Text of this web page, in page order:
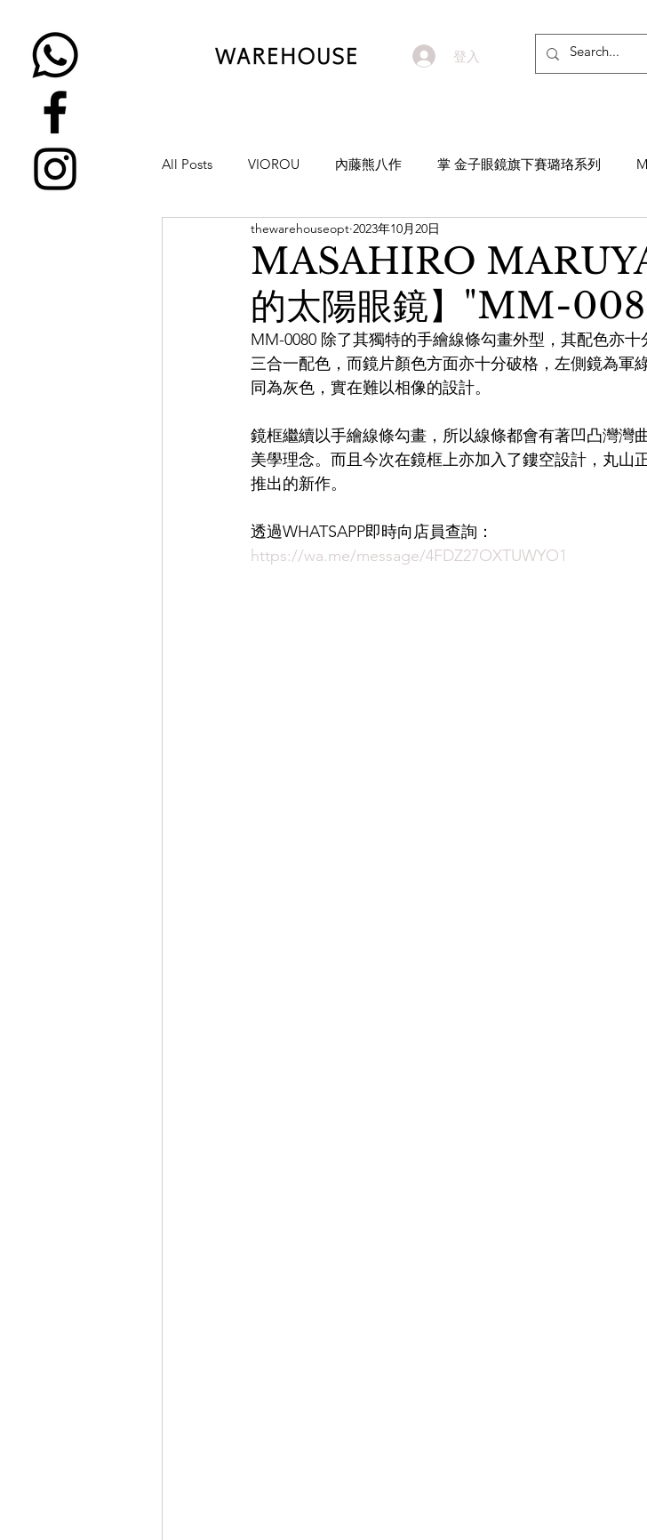
登入
All Posts VIOROU 內藤熊八作 掌 金子眼鏡旗下賽璐珞系列
NATIVE SONS EYEVAN7285
YUICHI TOYAMA KAMEMANNEN MYKITA MOSCOT
H-FUSION JULIUS TART OPTICAL AKIRA AND SONS DITA
OG X OLIVER GOLDSMITH LUNOR 杉本圭
EFFECTOR
MASAHIRO
的太陽眼鏡】"MM-
thewarehouseopt 2023年10月20日
MM-0080 除了其獨特的手繪線條勾畫外型，其配色亦
三合一配色，而鏡片顏色方面亦十分破格，左側鏡為軍
同為灰色，實在難以相像的設計。
鏡框繼續以手繪線條勾畫，所以線條都會有著凹凸灣灣
美學理念。而且今次在鏡框上亦加入了鏤空設計，丸山
推出的新作。
透過WHATSAPP即時向店員查詢：
https://wa.me/message/4FDZ27OXTUWYO1